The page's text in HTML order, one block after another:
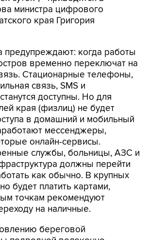
предупреждают: когда работы
Стационарные телефоны,
связь, SMS и
доступны. Но для
края (физлиц) не будет
в домашний и мобильный
мессенджеры,
онлайн-сервисы.
службы, больницы, АЗС и
должны перейти
как обычно. В крупных
будет платить картами,
точкам рекомендуют
на наличные.
береговой
связи "Сахалин - Камчатка" в